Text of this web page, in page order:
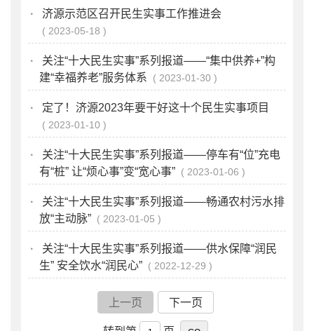
· 济源示范区召开民生实事工作推进会
2023-05-18
·
关注“十大民生实事”系列报道——“集中供养+”构
建“幸福养老”服务体系
2023-01-30
· 定了！济源2023年要干好这十个民生实事项目
2023-01-10
·
关注“十大民生实事”系列报道——停车有“位”充电
有“桩” 让“烦心事”变“宽心事”
2023-01-06
·
关注“十大民生实事”系列报道——畅通农村污水排
放“主动脉”
2023-01-05
·
关注“十大民生实事”系列报道——供水保障“润民
生” 安全饮水“润民心”
2022-12-29
上一页 下一页